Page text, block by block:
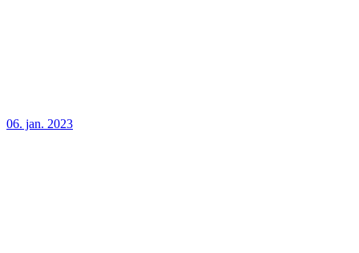
06. jan. 2023